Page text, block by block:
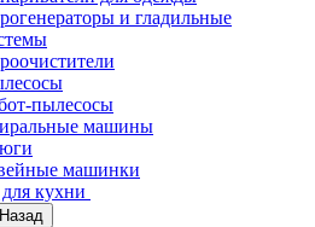
и гладильные
пылесосы
машины
машинки
кухни
Назад